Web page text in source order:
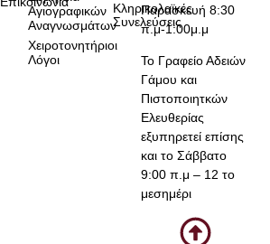
Παρασκευή 8:30
π.μ-1:00μ.μ
Το Γραφείο Αδειών
Γάμου και
Πιστοποιητκών
Ελευθερίας
εξυπηρετεί επίσης
και το Σάββατο
9:00 π.μ – 12 το
μεσημέρι
Αγιογραφικών
Αναγνωσμάτων
Χειροτονητήριοι
Λόγοι
Κληρικολαϊκές
Συνελεύσεις